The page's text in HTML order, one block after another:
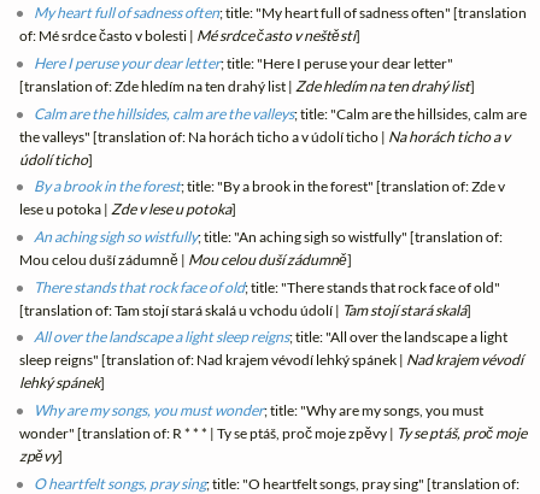
My heart full of sadness often; title: "My heart full of sadness often" [translation
of: Mé srdce často v bolesti | Mé srdce často v neštěstí]
Here I peruse your dear letter; title: "Here I peruse your dear letter"
[translation of: Zde hledím na ten drahý list |Zde hledím na ten drahý list]
Calm are the hillsides, calm are the valleys; title: "Calm are the hillsides, calm are
the valleys" [translation of: Na horách ticho a v údolí ticho | Na horách ticho a v
údolí ticho]
By a brook in the forest; title: "By a brook in the forest" [translation of: Zde v
lese u potoka |Zde v lese u potoka]
An aching sigh so wistfully; title: "An aching sigh so wistfully" [translation of:
Mou celou duší zádumně | Mou celou duší zádumně]
There stands that rock face of old; title: "There stands that rock face of old"
[translation of: Tam stojí stará skalá u vchodu údolí | Tam stojí stará skalá]
All over the landscape a light sleep reigns; title: "All over the landscape a light
sleep reigns" [translation of: Nad krajem vévodí lehký spánek | Nad krajem vévodí
lehký spánek]
Why are my songs, you must wonder; title: "Why are my songs, you must
wonder" [translation of: R * * * | Ty se ptáš, proč moje zpěvy | Ty se ptáš, proč moje
zpěvy]
O heartfelt songs, pray sing; title: "O heartfelt songs, pray sing" [translation of: